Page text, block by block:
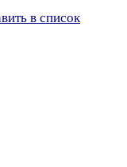
в список